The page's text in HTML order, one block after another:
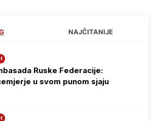
NAJČITANIJE
Ruske Federacije:
u svom punom sjaju